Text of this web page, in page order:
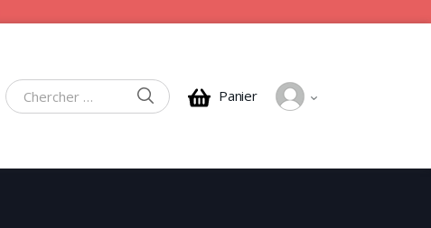
Chercher :
CHERCHERPanier